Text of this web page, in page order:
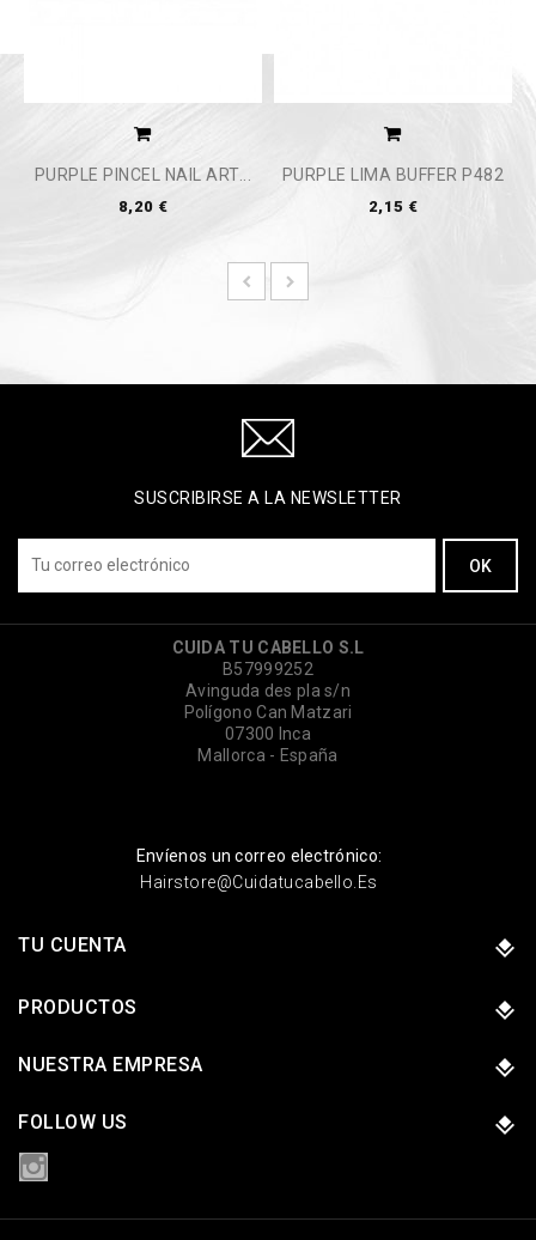
PURPLE PINCEL NAIL ART...
8,20 €
PURPLE LIMA BUFFER P482
2,15 €
SUSCRIBIRSE A LA NEWSLETTER
CUIDA TU CABELLO S.L
B57999252
Avinguda des pla s/n
Polígono Can Matzari
07300 Inca
Mallorca - España
Envíenos un correo electrónico:
Hairstore@cuidatucabello.es
TU CUENTA
PRODUCTOS
NUESTRA EMPRESA
FOLLOW US